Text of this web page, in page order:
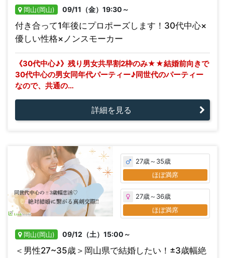
岡山(岡山) 09/11（金）19:30～
付き合って1年後にプロポーズします！30代中心×
優しい性格×ノンスモーカー
《30代中心♪》残り男女共早割2枠のみ★★結婚前向きで
30代中心の男女同年代パーティー♪同世代のパーティー
なので、共通の…
詳細を見る
27歳～35歳
ほぼ満席
27歳～36歳
ほぼ満席
岡山(岡山) 09/12（土）15:00～
＜男性27~35歳＞岡山県で結婚したい！±3歳幅絶